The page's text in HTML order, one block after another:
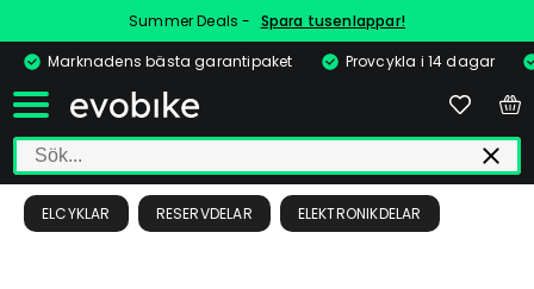
Summer Deals - Spara tusenlappar!
Marknadens bästa garantipaket
Provcykla i 14 dagar
ELCYKLAR RESERVDELAR ELEKTRONIKDELAR